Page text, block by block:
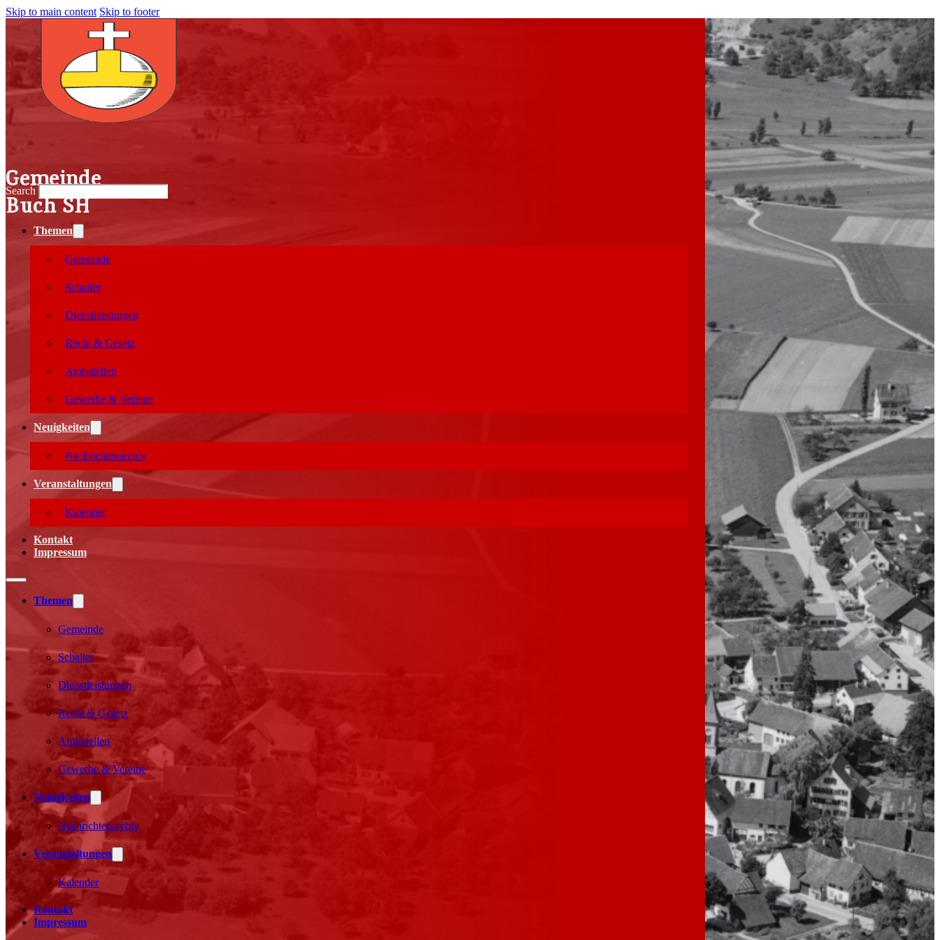
Skip to main content Skip to footer
Gemeinde
Buch SH
Search
Themen
Gemeinde
Schalter
Dienstleistungen
Recht & Gesetz
Amtsstellen
Gewerbe & Vereine
Neuigkeiten
Nachrichtenarchiv
Veranstaltungen
Kalender
Kontakt
Impressum
Themen
Gemeinde
Schalter
Dienstleistungen
Recht & Gesetz
Amtsstellen
Gewerbe & Vereine
Neuigkeiten
Nachrichtenarchiv
Veranstaltungen
Kalender
Kontakt
Impressum